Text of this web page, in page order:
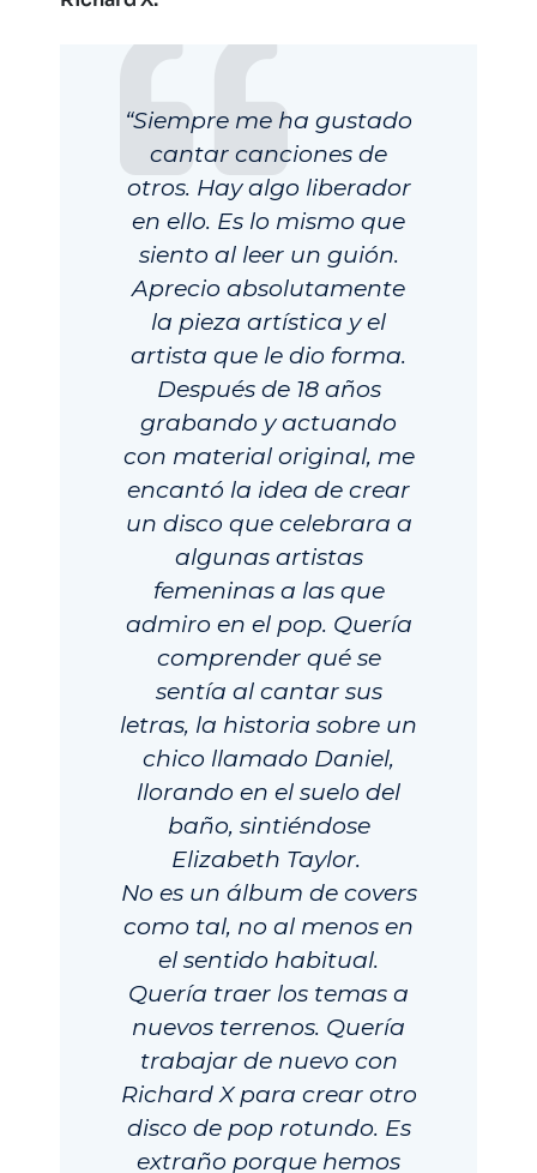
“Siempre me ha gustado
cantar canciones de
otros. Hay algo liberador
en ello. Es lo mismo que
siento al leer un guión.
Aprecio absolutamente
la pieza artística y el
artista que le dio forma.
Después de 18 años
grabando y actuando
con material original, me
encantó la idea de crear
un disco que celebrara a
algunas artistas
femeninas a las que
admiro en el pop. Quería
comprender qué se
sentía al cantar sus
letras, la historia sobre un
chico llamado Daniel,
llorando en el suelo del
baño, sintiéndose
Elizabeth Taylor.
No es un álbum de covers
como tal, no al menos en
el sentido habitual.
Quería traer los temas a
nuevos terrenos. Quería
trabajar de nuevo con
Richard X para crear otro
disco de pop rotundo. Es
extraño porque hemos